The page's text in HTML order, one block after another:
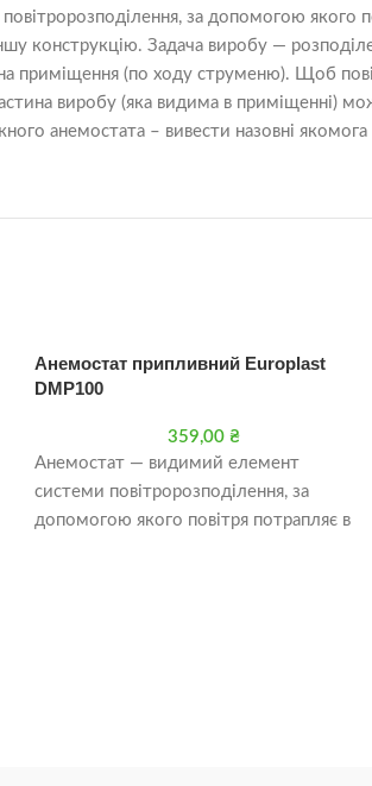
за допомогою якого
конструкцію. Задача виробу —
приміщення (по ходу струменю). Щоб
виробу (яка видима в приміщенні)
анемостата – вивести назовні
Анемостат припливний Europlast
DMP100
359,00 ₴
Анемостат — видимий елемент
системи повітророзподілення, за
допомогою якого повітря потрапляє в